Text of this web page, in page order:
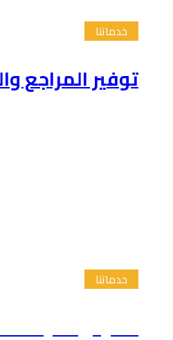
خدماتنا
توفير المراجع
خدماتنا
تلخيص